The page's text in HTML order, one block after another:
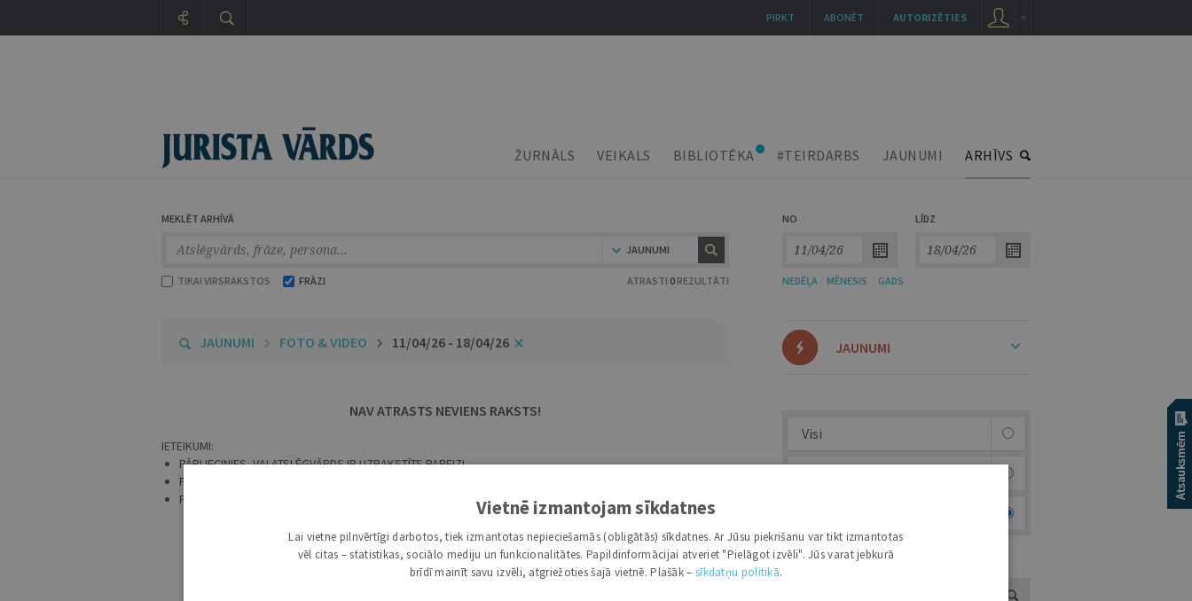
ŽURNĀLS VEIKALS BIBLIOTĒKA #TEIRDARBS JAUNUMI ARHĪVS
MEKLĒT ARHĪVĀ
JAUNUMI
TIKAI VIRSRAKSTOS FRĀZI ATRASTI 0 REZULTĀTI
NO LĪDZ
NEDĒĻA MĒNESIS GADS
JAUNUMI FOTO & VIDEO 11/04/26 - 18/04/26
NAV ATRASTS NEVIENS RAKSTS!
IETEIKUMI:
PĀRLIECINIES, VAI ATSLĒGVĀRDS IR UZRAKSTĪTS PAREIZI.
PRECIZĒ MEKLĒŠANAS PIEPRASĪJUMU.
PĀRBAUDI, VAI IR IZVĒLĒTS ATBILSTOŠS MEKLĒŠANAS LAUKS.
JAUNUMI
Visi
AUTORIZĒTIES
ABONĒT
PIRKT
Vietnē izmantojam sīkdatnes
Lai vietne pilnvērtīgi darbotos, tiek izmantotas nepieciešamās (obligātās) sīkdatnes. Ar Jūsu piekrišanu var tikt izmantotas
vēl citas – statistikas, sociālo mediju un funkcionalitātes. Papildinformācijai atveriet "Pielāgot izvēli". Jūs varat jebkurā
brīdī mainīt savu izvēli, atgriežoties šajā vietnē. Plašāk – sīkdatņu politikā.